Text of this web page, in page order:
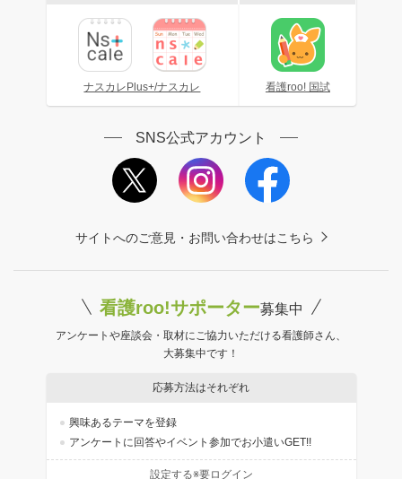
ナスカレPlus+/ナスカレ 看護roo! 国試
SNS公式アカウント
サイトへのご意見・お問い合わせはこちら
看護roo!サポーター募集中
アンケートや座談会・取材にご協力いただける看護師さん、
大募集中です！
応募方法はそれぞれ
興味あるテーマを登録
アンケートに回答やイベント参加でお小遣いGET!!
設定する※要ログイン